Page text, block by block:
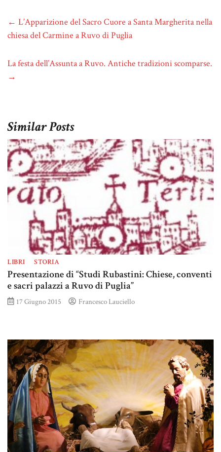
← L’Apparizione del Sacro Cuore a Santa Margherita nella
chiesa del Carmine a Ruvo di Puglia
La festa dell’Assunta a Ruvo. Antiche tradizioni scomparse.
→
Similar Posts
LIBRI STORIA
Presentazione di “Studi Rubastini: Chiese, conventi
e sacri palazzi a Ruvo di Puglia”
17 Giugno 2015 Francesco Lauciello